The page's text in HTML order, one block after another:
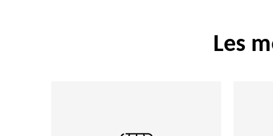
Les